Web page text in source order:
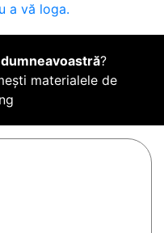
a vă loga.
?
materialele de